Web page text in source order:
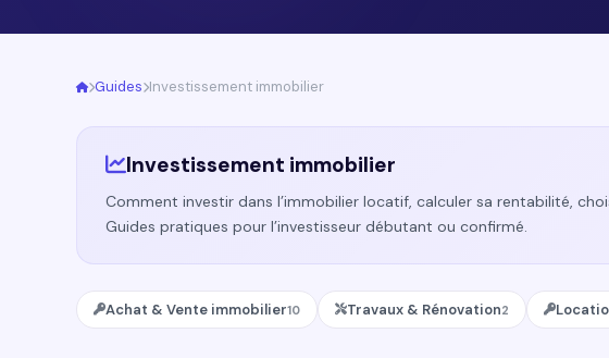
Guides Investissement immobilier
Investissement immobilier
Comment investir dans l’immobilier locatif, calculer sa rentabilité,
Guides pratiques pour l’investisseur débutant ou confirmé.
Achat & Vente immobilier10 Travaux & Rénovation2